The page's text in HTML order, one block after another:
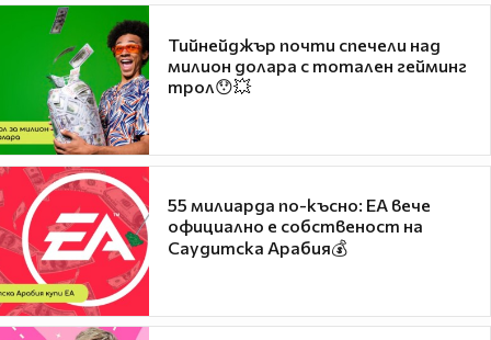
Тийнейджър почти спечели над
милион долара с тотален гейминг
трол😯💥
55 милиарда по-късно: EA вече
официално е собственост на
Саудитска Арабия💰